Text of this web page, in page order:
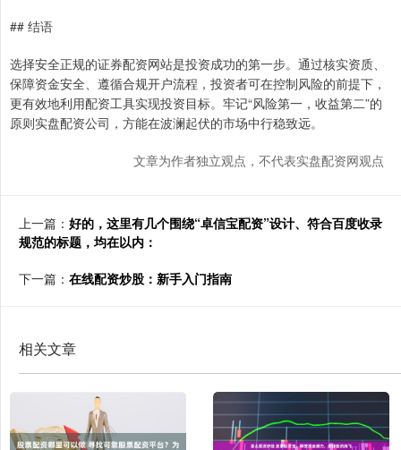
## 结语
选择安全正规的证券配资网站是投资成功的第一步。通过核实资质、
保障资金安全、遵循合规开户流程，投资者可在控制风险的前提下，
更有效地利用配资工具实现投资目标。牢记“风险第一，收益第二”的
原则实盘配资公司，方能在波澜起伏的市场中行稳致远。
文章为作者独立观点，不代表实盘配资网观点
上一篇： 好的，这里有几个围绕“卓信宝配资”设计、符合百度收录
规范的标题，均在以内：
下一篇： 在线配资炒股：新手入门指南
相关文章